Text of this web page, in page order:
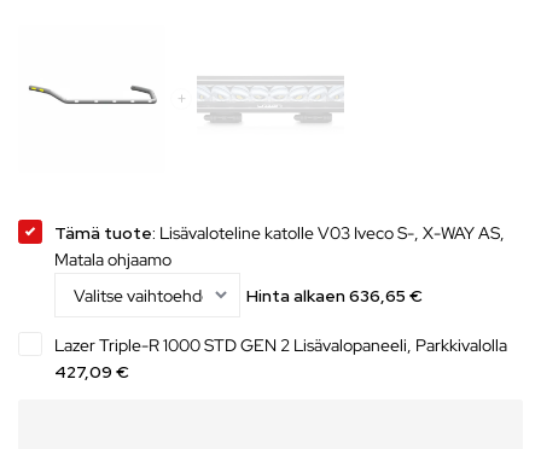
Tämä tuote: Lisävaloteline katolle V03 Iveco S-, X-WAY AS,
Matala ohjaamo
Hinta alkaen636,65 €
Lazer Triple-R 1000 STD GEN 2 Lisävalopaneeli, Parkkivalolla
427,09 €